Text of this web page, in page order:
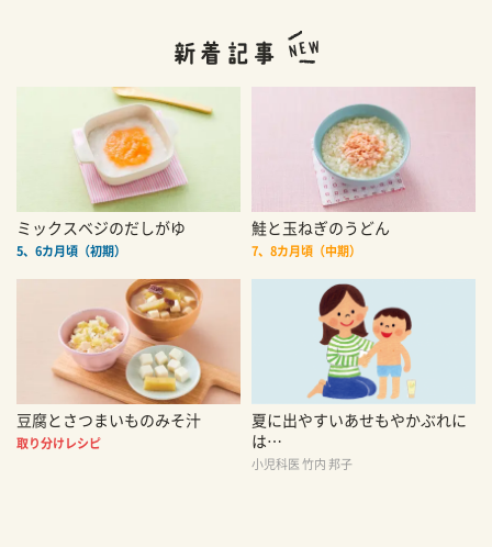
ミックスベジのだしがゆ
5、6カ月頃（初期）
鮭と玉ねぎのうどん
7、8カ月頃（中期）
豆腐とさつまいものみそ汁
取り分けレシピ
夏に出やすいあせもやかぶれに
は…
小児科医 竹内 邦子